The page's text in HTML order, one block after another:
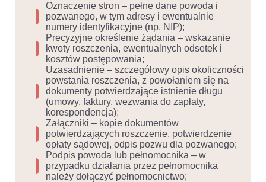
Oznaczenie stron – pełne dane powoda i
pozwanego, w tym adresy i ewentualnie
numery identyfikacyjne (np. NIP);
Precyzyjne określenie żądania – wskazanie
kwoty roszczenia, ewentualnych odsetek i
kosztów postępowania;
Uzasadnienie – szczegółowy opis okoliczności
powstania roszczenia, z powołaniem się na
dokumenty potwierdzające istnienie długu
(umowy, faktury, wezwania do zapłaty,
korespondencja);
Załączniki – kopie dokumentów
potwierdzających roszczenie, potwierdzenie
opłaty sądowej, odpis pozwu dla pozwanego;
Podpis powoda lub pełnomocnika – w
przypadku działania przez pełnomocnika
należy dołączyć pełnomocnictwo;